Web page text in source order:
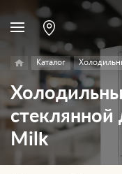
Каталог
стеклянной
Milk